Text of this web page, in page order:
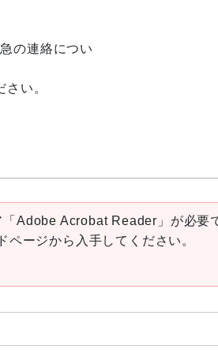
の連絡につい
い。
Adobe Acrobat Reader」が必要
ージから入手してください。